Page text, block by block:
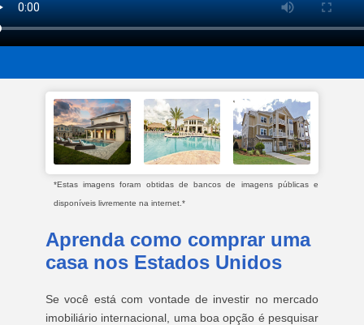
*Estas imagens foram obtidas de bancos de imagens públicas e
disponíveis livremente na internet.*
Aprenda como comprar uma
casa nos Estados Unidos
Se você está com vontade de investir no mercado
imobiliário internacional, uma boa opção é pesquisar